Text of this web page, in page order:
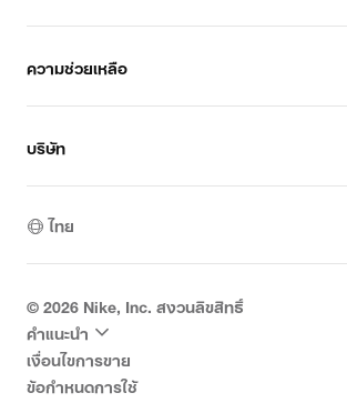
ความช่วยเหลือ
บริษัท
ไทย
©2026Nike, Inc. สงวนลิขสิทธิ์
คำแนะนำ
เงื่อนไขการขาย
ข้อกำหนดการใช้